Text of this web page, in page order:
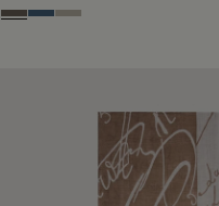
SepiaDim Blue
Salvia